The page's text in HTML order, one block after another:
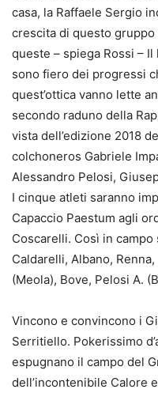
casa, la Raffaele Sergio
crescita di questo gruppo
queste – spiega Rossi –
sono fiero dei progressi
quest’ottica vanno lette
secondo raduno della
vista dell’edizione 2018
colchoneros Gabriele
Alessandro Pelosi,
I cinque atleti saranno
Capaccio Paestum agli
Coscarelli. Così in campo
Caldarelli, Albano,
(Meola), Bove, Pelosi A.
Vincono e convincono i
Serritiello. Pokerissimo
espugnano il campo del
dell’incontenibile Calore